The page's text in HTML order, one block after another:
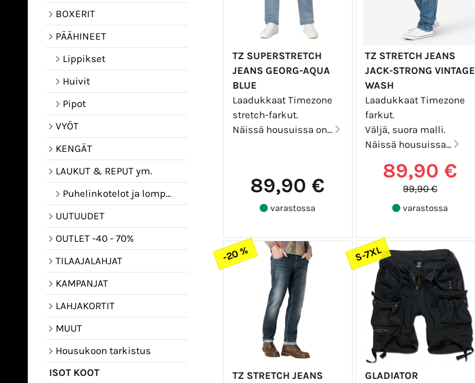
BOXERIT
PÄÄHINEET
Lippikset
Huivit
Pipot
VYÖT
KENGÄT
LAUKUT & REPUT ym.
Puhelinkotelot ja lompakot
UUTUUDET
OUTLET -40 - 70%
TILAAJALAHJAT
KAMPANJAT
LAHJAKORTIT
MUUT
Housukoon tarkistus
ISOT KOOT
TZ SUPERSTRETCH
JEANS GEORG-AQUA
BLUE
Laadukkaat Timezone
stretch-farkut.
Näissä housuissa on...
89,90 €
varastossa
TZ STRETCH JEANS
JACK-STRONG VINTAGE
WASH
Laadukkaat Timezone
farkut.
Väljä, suora malli.
Näissä housuissa...
89,90 €
99,90 €
varastossa
-20 %
TZ STRETCH JEANS
S-7XL
GLADIATOR